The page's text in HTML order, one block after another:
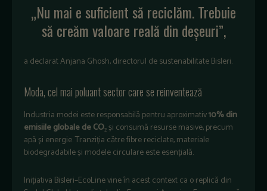
„Nu mai e suficient să reciclăm. Trebuie
să creăm valoare reală din deșeuri”,
a declarat Anjana Ghosh, directorul de sustenabilitate Bisleri.
Moda, cel mai poluant sector care se reinventează
Industria modei este responsabilă pentru aproximativ10% din
emisiile globale de CO₂și consumă resurse masive, precum
apă și energie.Tranziția către fibre reciclate, materiale
biodegradabile și modele circulare este esențială.
Inițiativa Bisleri–EcoLine vine în acest context ca o replică din